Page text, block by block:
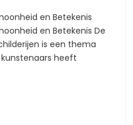
Een
Ode
aan
de
en Betekenis De
is een thema
heeft